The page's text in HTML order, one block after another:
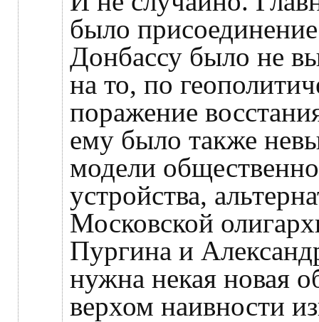
было
Донбассу было не
на то, по
поражение
ему было также
модели
устройства,
Московской
Пургина и
нужна некая новая
верхом наивности